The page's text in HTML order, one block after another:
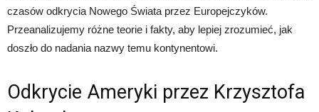
czasów odkrycia Nowego Świata przez Europejczyków.
Przeanalizujemy różne teorie i fakty, aby lepiej zrozumieć, jak
doszło do nadania nazwy temu kontynentowi.
Odkrycie Ameryki przez Krzysztofa